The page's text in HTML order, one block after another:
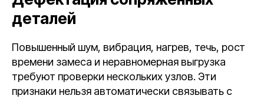
деталей
Повышенный шум, вибрация, нагрев, течь, рост
времени замеса и неравномерная выгрузка
требуют проверки нескольких узлов. Эти
признаки нельзя автоматически связывать с